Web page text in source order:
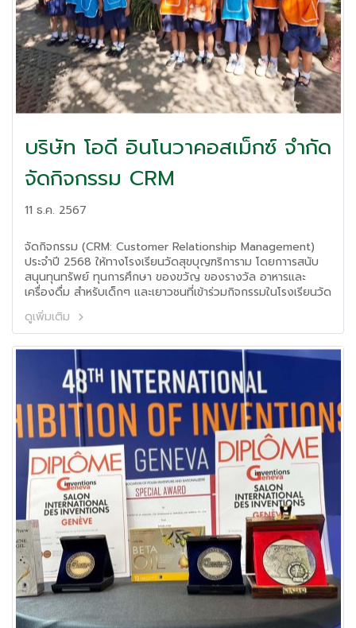
บริษัท โอดี อินโนวาคอสเม็กซ์ จำกัด
จัดกิจกรรม CRM
11 ธ.ค. 2567
จัดกิจกรรม (CRM: Customer Relationship Management)
ประจำปี 2568 ให้ทางโรงเรียนวัดสุขบุญฑริการาม โดยกาารสนับ
สนุนทุนทรัพย์ ทุนการศึกษา ของขวัญ ของรางวัล อาหารและ
เครื่องดื่ม สำหรับเด็กๆ และเยาวชนที่เข้าร่วมกิจกรรมในโรงเรียนวัด
สุขบุญฑริการาม
ดูเพิ่มเติม